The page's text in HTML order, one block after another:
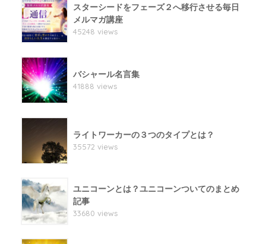
スターシードをフェーズ２へ移行させる毎日
メルマガ講座
45248 views
バシャール名言集
41888 views
ライトワーカーの３つのタイプとは？
35572 views
ユニコーンとは？ユニコーンついてのまとめ
記事
33680 views